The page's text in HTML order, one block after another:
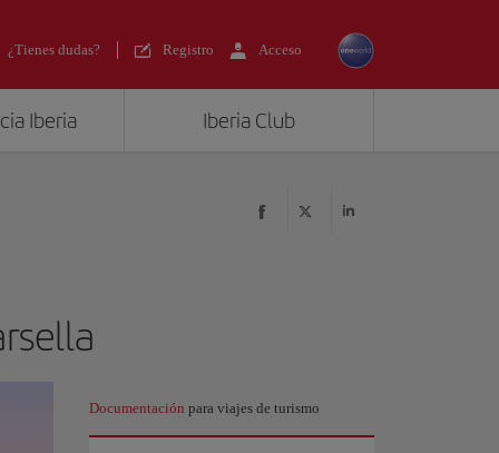
¿Tienes dudas? Registro Acceso
Iberia Iberia Club
Documentación para viajes de turismo